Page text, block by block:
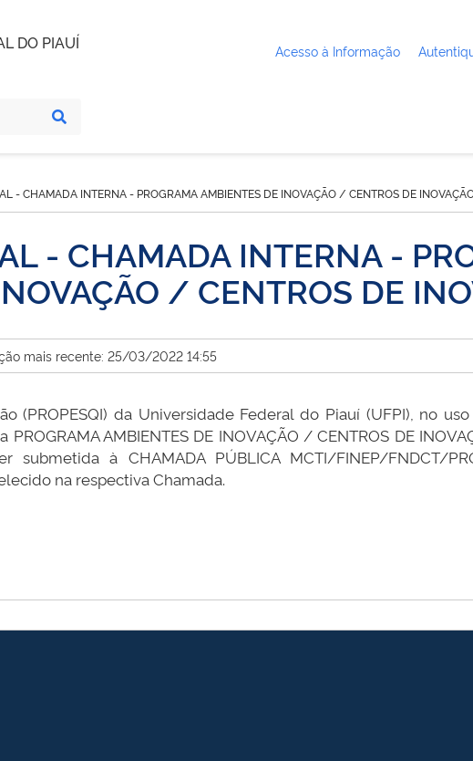
DO PIAUÍ Acesso à Informação
- CHAMADA INTERNA - PROGRAMA AMBIENTES DE INOVAÇÃO / CENTROS DE
- CHAMADA INTERNA -
/ CENTROS DE
mais recente: 25/03/2022 14:55
(PROPESQI) da Universidade Federal do Piauí (UFPI), no
AMBIENTES DE INOVAÇÃO / CENTROS DE
à CHAMADA PÚBLICA MCTI/FINEP/FNDCT/
na respectiva Chamada.